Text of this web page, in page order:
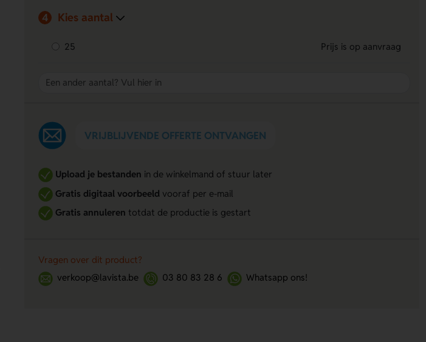
4 Kies aantal
25 Prijs is op aanvraag
VRIJBLIJVENDE OFFERTE ONTVANGEN
Upload je bestanden in de winkelmand of stuur later
Gratis digitaal voorbeeldvooraf per e-mail
Gratis annuleren totdat de productie is gestart
Vragen over dit product?
verkoop@lavista.be
03 80 83 28 6 Whatsapp ons!